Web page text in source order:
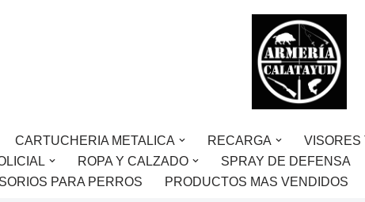
CARTUCHERIA METALICA RECARGA VISORES
ROPA Y CALZADO SPRAY DE DEFENSA
PARA PERROS
PRODUCTOS MAS VENDIDOS